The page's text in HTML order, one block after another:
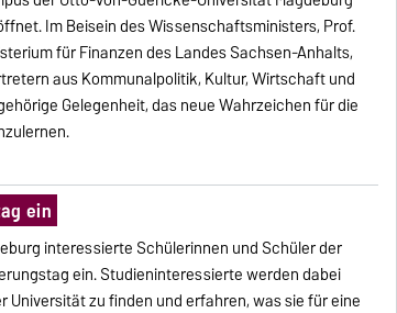
Im Beisein des Wissenschaftsministers, Prof.
für Finanzen des Landes Sachsen-Anhalts,
aus Kommunalpolitik, Kultur, Wirtschaft und
Gelegenheit, das neue Wahrzeichen für die
ein
interessierte Schülerinnen und Schüler der
ein. Studieninteressierte werden dabei
zu finden und erfahren, was sie für eine